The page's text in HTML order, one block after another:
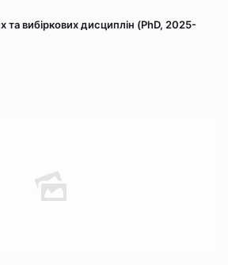
вибіркових дисциплін (PhD, 2025-